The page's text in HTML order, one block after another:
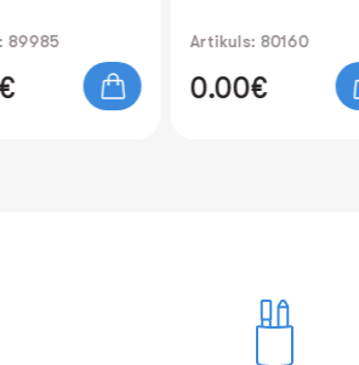
Artikuls: 80160
0.00€